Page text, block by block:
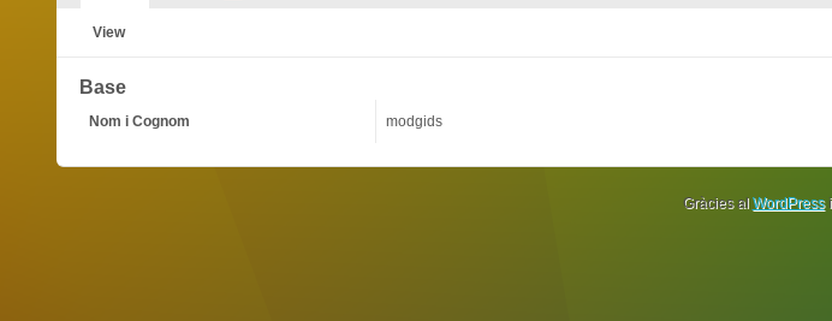
View
Base
Nom i Cognom modgids
Gràcies al WordPressi